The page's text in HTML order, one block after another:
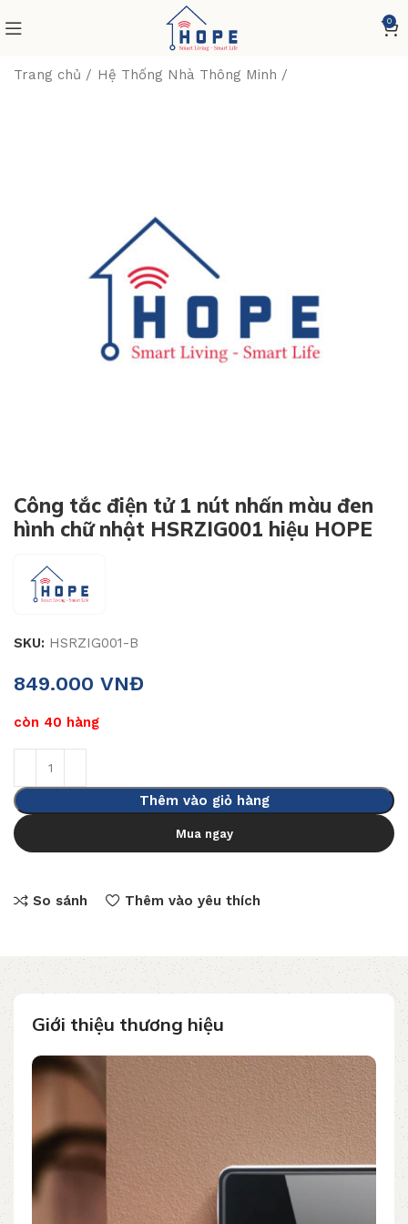
0
Trang chủ Hệ Thống Nhà Thông Minh
Công tắc điện tử 1 nút nhấn màu đen
hình chữ nhật HSRZIG001 hiệu HOPE
SKU: HSRZIG001-B
849.000 VNĐ
còn 40 hàng
Thêm vào giỏ hàng
Mua ngay
So sánh Thêm vào yêu thích
Giới thiệu thương hiệu